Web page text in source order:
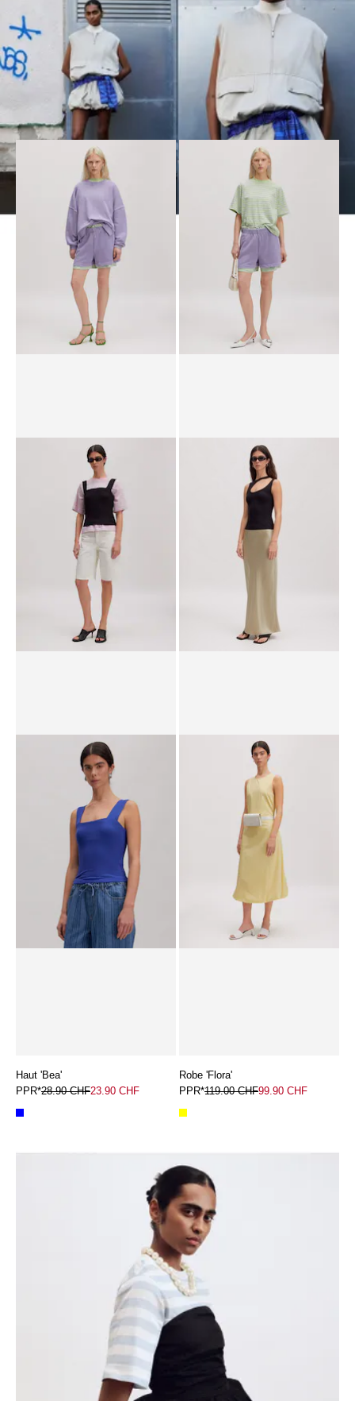
89.90 CHF 79.90 CHF
Pantalon 'Sasha'
69.90 CHF58.90 CHF
35.90 CHF31.90 CHF
Haut 'Bea'
PPR*28.90 CHF23.90 CHF
Robe 'Flora'
PPR*119.00 CHF99.90 CHF